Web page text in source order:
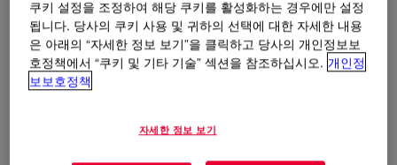
쿠키 설정을 조정하여 해당 쿠키를 활성화하는 경우에만 설정
됩니다. 당사의 쿠키 사용 및 귀하의 선택에 대한 자세한 내용
은 아래의 “자세한 정보 보기”을 클릭하고 당사의 개인정보보
호정책에서 “쿠키 및 기타 기술” 섹션을 참조하십시오. 개인정
보보호정책
자세한 정보 보기